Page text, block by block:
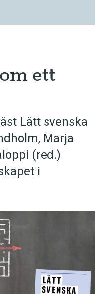
ett
Lätt svenska
Marja
(red.)
i